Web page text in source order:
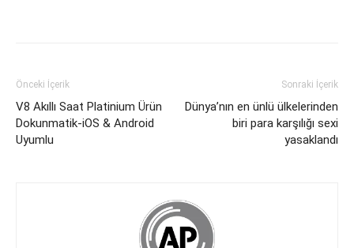
Önceki İçerik
V8 Akıllı Saat Platinium Ürün
Dokunmatik-iOS & Android
Uyumlu
Sonraki İçerik
Dünya’nın en ünlü ülkelerinden
biri para karşılığı sexi
yasaklandı